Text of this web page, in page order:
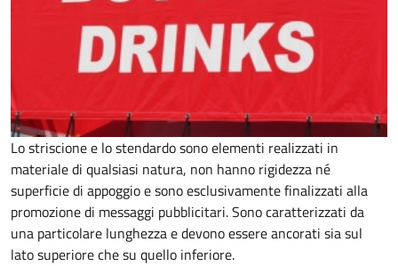
Lo striscione e lo stendardo sono elementi realizzati in
materiale di qualsiasi natura, non hanno rigidezza né
superficie di appoggio e sono esclusivamente finalizzati alla
promozione di messaggi pubblicitari. Sono caratterizzati da
una particolare lunghezza e devono essere ancorati sia sul
lato superiore che su quello inferiore.